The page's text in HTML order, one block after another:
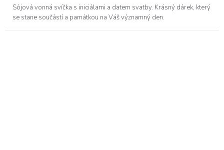
Sójová vonná svíčka s iniciálami a datem svatby. Krásný dárek, který
se stane součástí a památkou na Váš významný den.